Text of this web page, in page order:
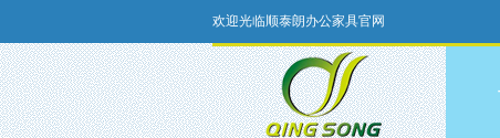
欢迎光临顺泰朗办公家具官网